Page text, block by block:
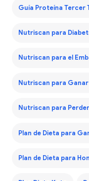
Guía Proteína Tercer
Nutriscan para
Nutriscan para el
Nutriscan para
Nutriscan para
Plan de Dieta para
Plan de Dieta para